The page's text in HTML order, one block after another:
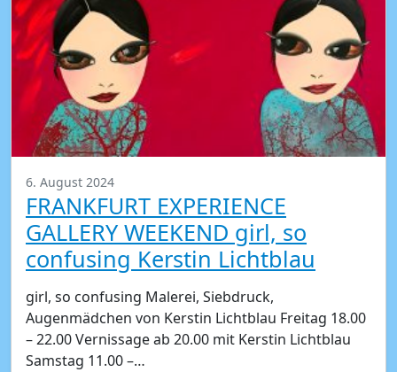
6. August 2024
FRANKFURT EXPERIENCE
GALLERY WEEKEND girl, so
confusing Kerstin Lichtblau
girl, so confusing Malerei, Siebdruck,
Augenmädchen von Kerstin Lichtblau Freitag 18.00
– 22.00 Vernissage ab 20.00 mit Kerstin Lichtblau
Samstag 11.00 –…